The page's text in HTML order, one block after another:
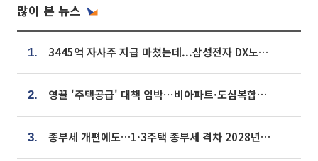
많이 본 뉴스
1. 3445억 자사주 지급 마쳤는데...삼성전자 DX노조, 뒤늦은 '떼쓰기 집회'
2. 영끌 '주택공급' 대책 임박⋯비아파트·도심복합까지 총동원
3. 종부세 개편에도…1·3주택 종부세 격차 2028년부터 확대